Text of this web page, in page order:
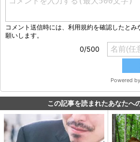
この記事を読まれたあなたへ